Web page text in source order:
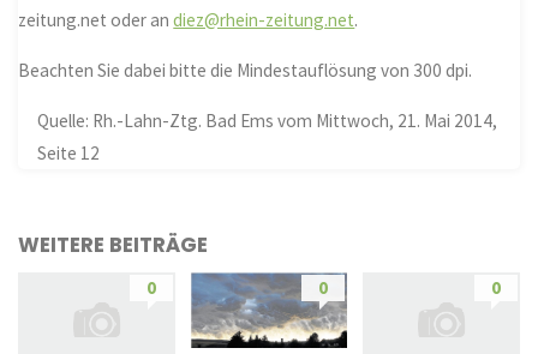
zeitung.net oder andiez@rhein-zeitung.net.
Beachten Sie dabei bitte die Mindestauflösung von 300 dpi.
Quelle: Rh.-Lahn-Ztg. Bad Ems vom Mittwoch, 21. Mai 2014,
Seite 12
WEITERE BEITRÄGE
0 0 0